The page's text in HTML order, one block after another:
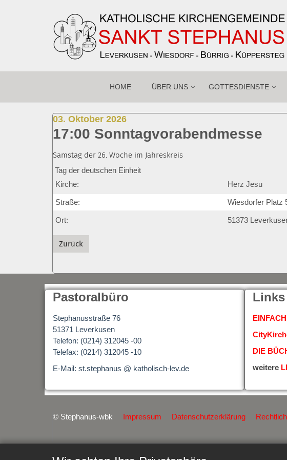
HOME ÜBER UNS GOTTESDIENSTE
03. Oktober 2026:
17:00 Sonntagvorabendmesse
Samstag der 26. Woche im Jahreskreis
Tag der deutschen Einheit
Kirche:
Herz Jesu
Straße: Wiesdorfer Platz
Ort: 51373
Zurück
Pastoralbüro
Stephanusstraße 76
51371 Leverkusen
Telefon: (0214) 312045 -00
Telefax: (0214) 312045 -10
E-Mail: st.stephanus @ katholisch-lev.de
Links
DIE
weitere
© Stephanus-wbk Impressum Datenschutzerklärung